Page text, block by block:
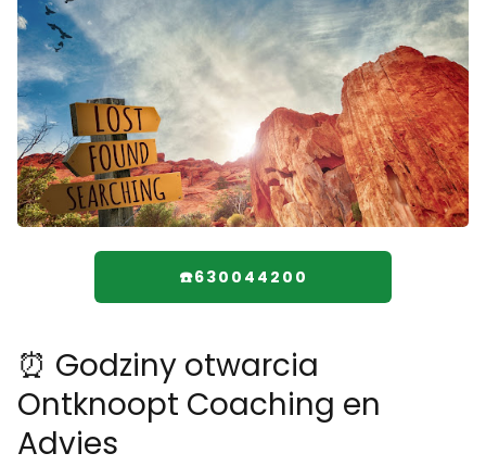
☎️630044200
⏰ Godziny otwarcia
Ontknoopt Coaching en
Advies